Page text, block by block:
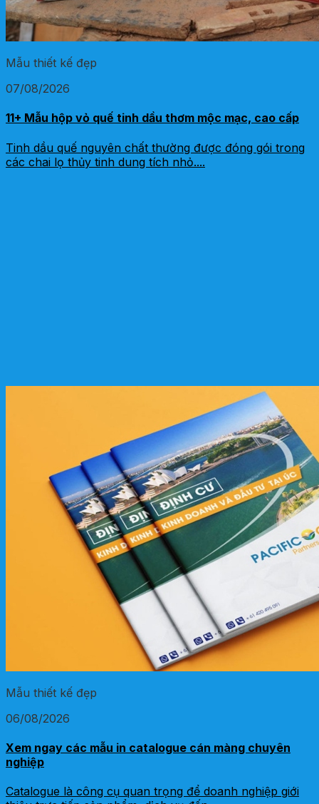
Mẫu thiết kế đẹp
07/08/2026
11+ Mẫu hộp vỏ quế tinh dầu thơm mộc mạc, cao cấp
Tinh dầu quế nguyên chất thường được đóng gói trong
các chai lọ thủy tinh dung tích nhỏ....
Mẫu thiết kế đẹp
06/08/2026
Xem ngay các mẫu in catalogue cán màng chuyên
nghiệp
Catalogue là công cụ quan trọng để doanh nghiệp giới